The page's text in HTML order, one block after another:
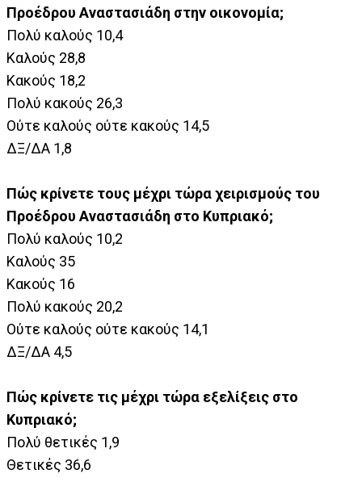
Προέδρου Αναστασιάδη στην οικονομία;
Πολύ καλούς 10,4
Καλούς 28,8
Κακούς 18,2
Πολύ κακούς 26,3
Ούτε καλούς ούτε κακούς 14,5
ΔΞ/ΔΑ 1,8
Πώς κρίνετε τους μέχρι τώρα χειρισμούς του
Προέδρου Αναστασιάδη στο Κυπριακό;
Πολύ καλούς 10,2
Καλούς 35
Κακούς 16
Πολύ κακούς 20,2
Ούτε καλούς ούτε κακούς 14,1
ΔΞ/ΔΑ 4,5
Πώς κρίνετε τις μέχρι τώρα εξελίξεις στο
Κυπριακό;
Πολύ θετικές 1,9
Θετικές 36,6